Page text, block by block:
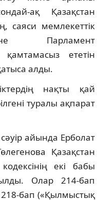
ақ Қазақстан
саяси мемлекеттік
Парламент
ететін
алды.
нақты қай
туралы ақпарат
айында Ерболат
Қазақстан
екі бабы
Олар 214-бап
218-бап («Қылмыстық